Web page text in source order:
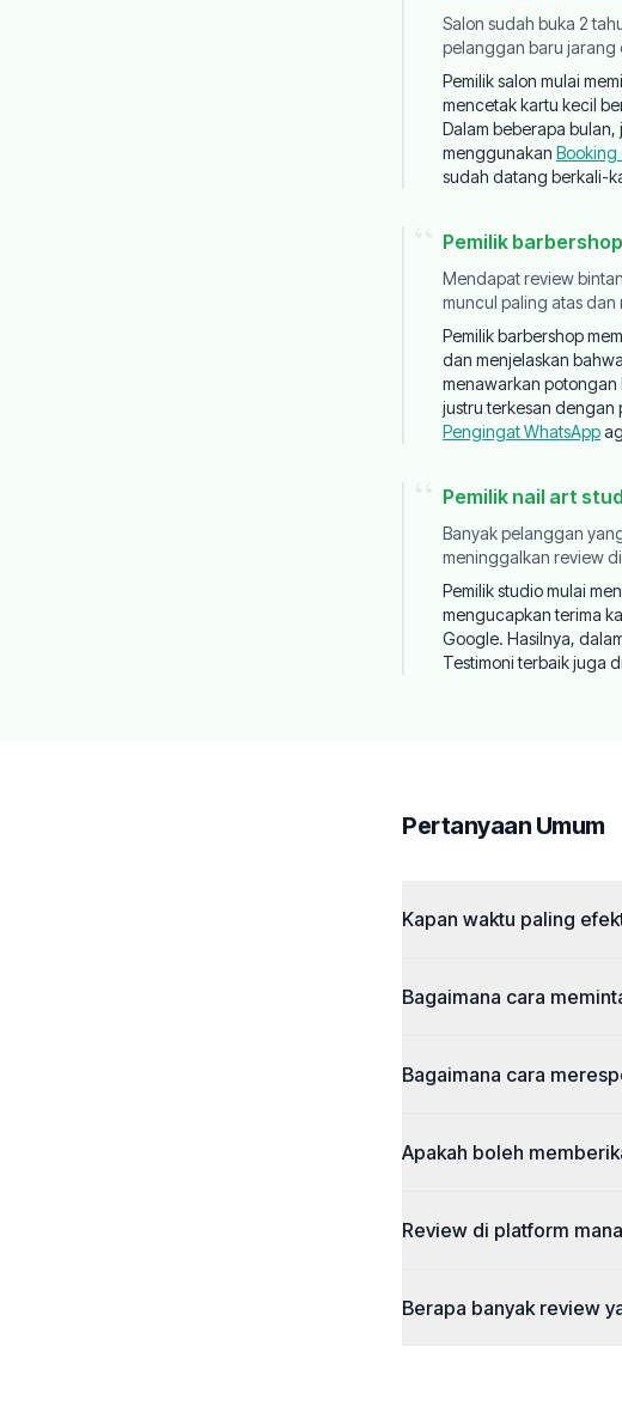
Salon sudah buka 2
pelanggan baru jarang
Pemilik salon mulai
mencetak kartu kecil
Dalam beberapa
menggunakan Booking
sudah datang berkali-
Pemilik barbershop
Mendapat review
muncul paling atas dan
Pemilik barbershop
dan menjelaskan
menawarkan
justru terkesan dengan
Pengingat WhatsApp
Pemilik nail art
Banyak pelanggan
meninggalkan review
Pemilik studio mulai
mengucapkan terima
Google. Hasilnya,
Testimoni terbaik juga
Pertanyaan Umum
Kapan waktu paling
Bagaimana cara
Bagaimana cara
Apakah boleh
Review di platform
Berapa banyak review